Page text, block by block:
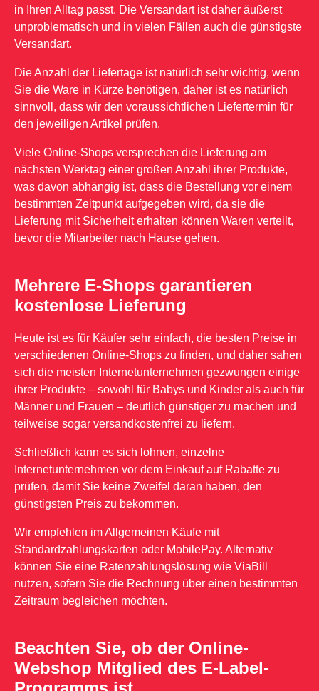
in Ihren Alltag passt. Die Versandart ist daher äußerst
unproblematisch und in vielen Fällen auch die günstigste
Versandart.
Die Anzahl der Liefertage ist natürlich sehr wichtig, wenn
Sie die Ware in Kürze benötigen, daher ist es natürlich
sinnvoll, dass wir den voraussichtlichen Liefertermin für
den jeweiligen Artikel prüfen.
Viele Online-Shops versprechen die Lieferung am
nächsten Werktag einer großen Anzahl ihrer Produkte,
was davon abhängig ist, dass die Bestellung vor einem
bestimmten Zeitpunkt aufgegeben wird, da sie die
Lieferung mit Sicherheit erhalten können Waren verteilt,
bevor die Mitarbeiter nach Hause gehen.
Mehrere E-Shops garantieren
kostenlose Lieferung
Heute ist es für Käufer sehr einfach, die besten Preise in
verschiedenen Online-Shops zu finden, und daher sahen
sich die meisten Internetunternehmen gezwungen einige
ihrer Produkte – sowohl für Babys und Kinder als auch für
Männer und Frauen – deutlich günstiger zu machen und
teilweise sogar versandkostenfrei zu liefern.
Schließlich kann es sich lohnen, einzelne
Internetunternehmen vor dem Einkauf auf Rabatte zu
prüfen, damit Sie keine Zweifel daran haben, den
günstigsten Preis zu bekommen.
Wir empfehlen im Allgemeinen Käufe mit
Standardzahlungskarten oder MobilePay. Alternativ
können Sie eine Ratenzahlungslösung wie ViaBill
nutzen, sofern Sie die Rechnung über einen bestimmten
Zeitraum begleichen möchten.
Beachten Sie, ob der Online-
Webshop Mitglied des E-Label-